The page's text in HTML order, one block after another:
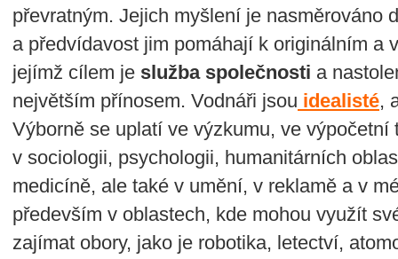
převratným. Jejich myšlení je nasměrováno
a předvídavost jim pomáhají k originálním a
jejímž cílem je služba společnosti a
největším přínosem. Vodnáři jsou idealisté,
Výborně se uplatí ve výzkumu, ve výpočetní
v sociologii, psychologii, humanitárních
medicíně, ale také v umění, v reklamě a v
především v oblastech, kde mohou využít
zajímat obory, jako je robotika, letectví,